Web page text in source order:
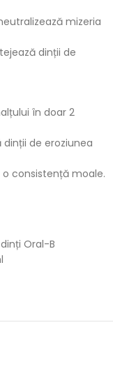
mizeria
dinții de
în doar 2
de eroziunea
consistență moale.
Oral-B